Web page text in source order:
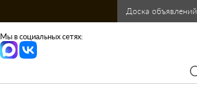
Доска объявлений
Мы в социальных сетях: